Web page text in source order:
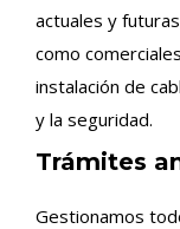
actuales y
como
instalación de
y la seguridad.
Trámites
Gestionamos